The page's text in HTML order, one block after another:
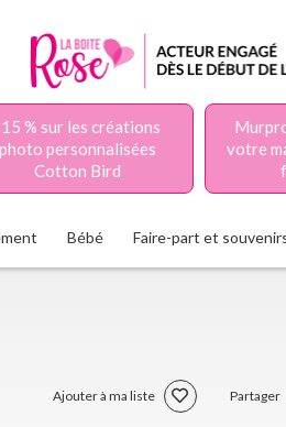
% sur les créations
photo personnalisées
Cotton Bird
votre
Bébé Faire-part et
Ajouter à ma liste Partager